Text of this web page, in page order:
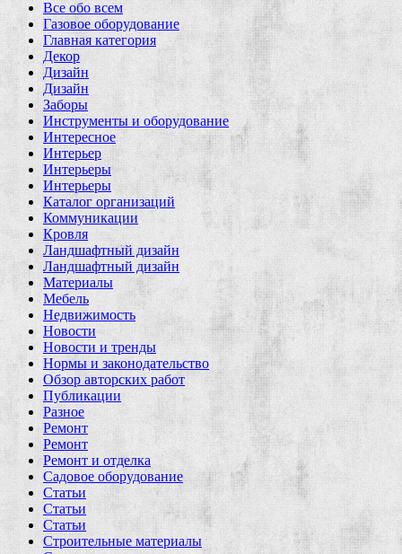
Все обо всем
Газовое оборудование
Главная категория
Декор
Дизайн
Дизайн
Заборы
Инструменты и оборудование
Интересное
Интерьер
Интерьеры
Интерьеры
Каталог организаций
Коммуникации
Кровля
Ландшафтный дизайн
Ландшафтный дизайн
Материалы
Мебель
Недвижимость
Новости
Новости и тренды
Нормы и законодательство
Обзор авторских работ
Публикации
Разное
Ремонт
Ремонт
Ремонт и отделка
Садовое оборудование
Статьи
Статьи
Статьи
Строительные материалы